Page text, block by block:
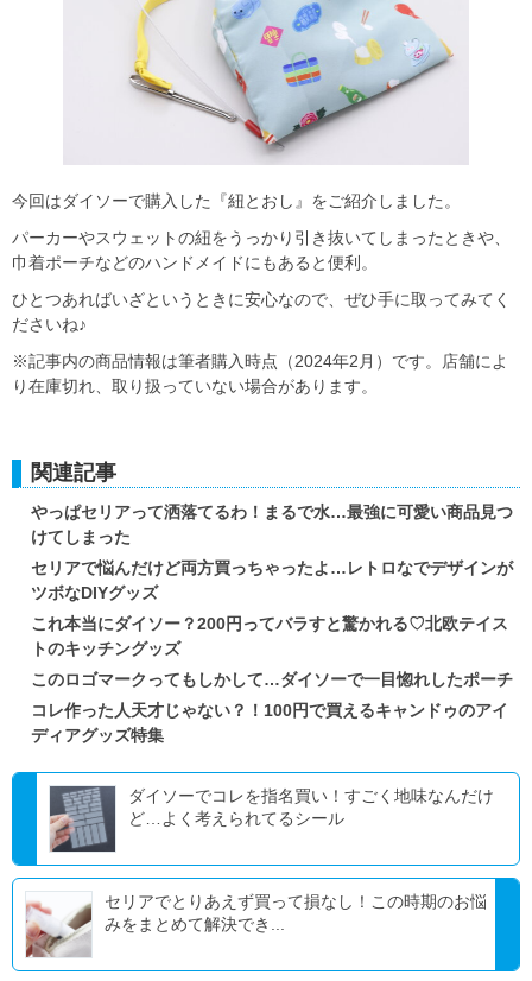
今回はダイソーで購入した『紐とおし』をご紹介しました。
パーカーやスウェットの紐をうっかり引き抜いてしまったときや、
巾着ポーチなどのハンドメイドにもあると便利。
ひとつあればいざというときに安心なので、ぜひ手に取ってみてく
ださいね♪
※記事内の商品情報は筆者購入時点（2024年2月）です。店舗によ
り在庫切れ、取り扱っていない場合があります。
関連記事
やっぱセリアって洒落てるわ！まるで水…最強に可愛い商品見つ
けてしまった
セリアで悩んだけど両方買っちゃったよ…レトロなでデザインが
ツボなDIYグッズ
これ本当にダイソー？200円ってバラすと驚かれる♡北欧テイス
トのキッチングッズ
このロゴマークってもしかして…ダイソーで一目惚れしたポーチ
コレ作った人天才じゃない？！100円で買えるキャンドゥのアイ
ディアグッズ特集
ダイソーでコレを指名買い！すごく地味なんだけ
ど…よく考えられてるシール
セリアでとりあえず買って損なし！この時期のお悩
みをまとめて解決でき...